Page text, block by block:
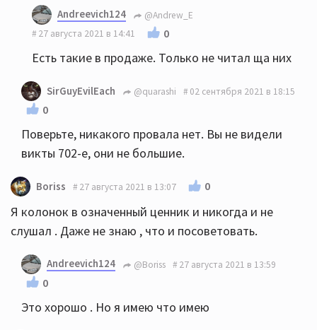
Andreevich124
@Andrew_E
27 августа 2021 в 14:41
0
Есть такие в продаже. Только не читал ща них
SirGuyEvilEach @quarashi 02 сентября 2021 в 18:15
0
Поверьте, никакого провала нет. Вы не видели
викты 702-е, они не большие.
Boriss 27 августа 2021 в 13:07 0
Я колонок в означенный ценник и никогда и не
слушал . Даже не знаю , что и посоветовать.
Andreevich124 @Boriss 27 августа 2021 в 13:59
0
Это хорошо . Но я имею что имею